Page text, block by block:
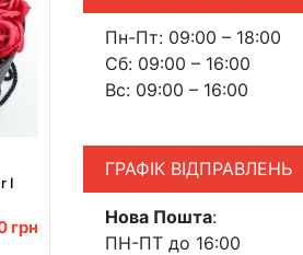
I
грн
Пн-Пт: 09:00 – 18:00
Сб: 09:00 – 16:00
Вс: 09:00 – 16:00
ГРАФІК ВІДПРАВЛЕНЬ
Нова Пошта:
ПН-ПТ до 16:00